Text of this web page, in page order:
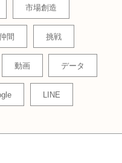
市場創造
間 挑戦
動画 データ
LINE